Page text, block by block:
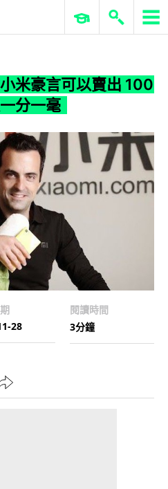
ERP 與商業 AI
米豪言可以賣出 100
分一毫
28
閱讀時間
3分鐘